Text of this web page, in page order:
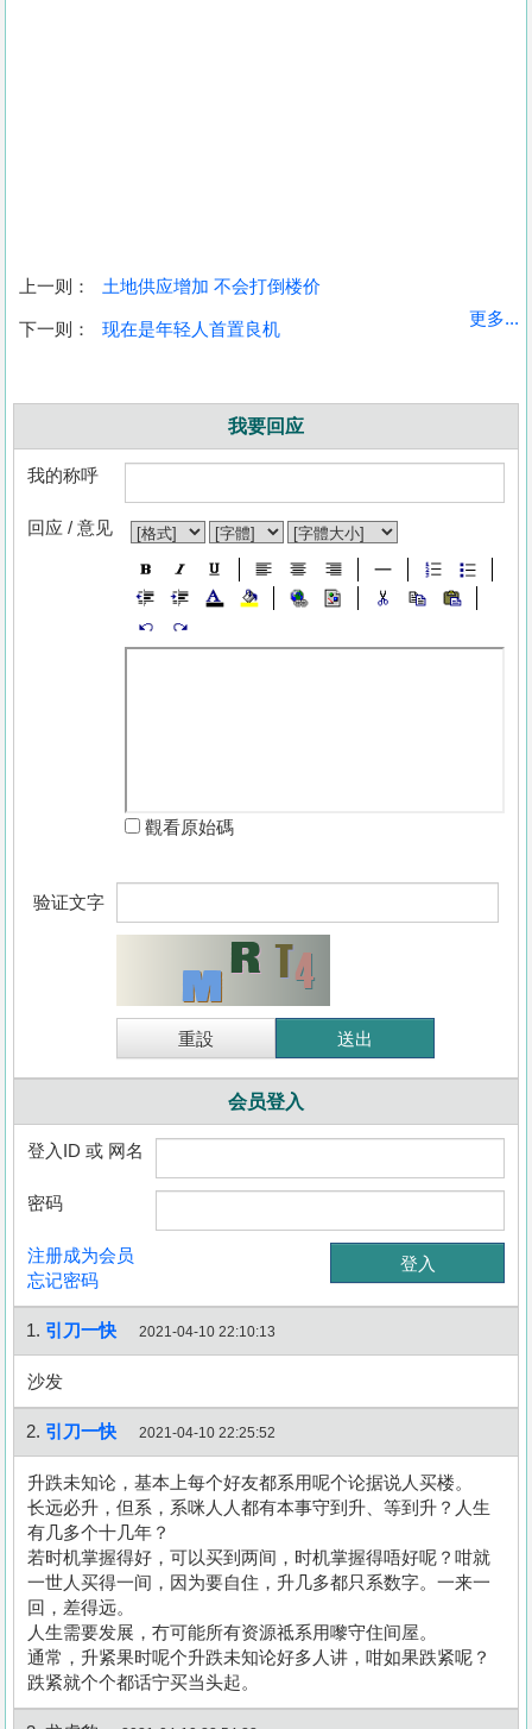
上一则： 土地供应增加 不会打倒楼价
下一则： 现在是年轻人首置良机
更多...
我要回应
我的称呼
回应 / 意见
觀看原始碼
验证文字
会员登入
登入ID 或 网名
密码
注册成为会员
忘记密码
1. 引刀一快 2021-04-10 22:10:13
沙发
2. 引刀一快 2021-04-10 22:25:52
升跌未知论，基本上每个好友都系用呢个论据说人买楼。
长远必升，但系，系咪人人都有本事守到升、等到升？人生
有几多个十几年？
若时机掌握得好，可以买到两间，时机掌握得唔好呢？咁就
一世人买得一间，因为要自住，升几多都只系数字。一来一
回，差得远。
人生需要发展，冇可能所有资源祗系用嚟守住间屋。
通常，升紧果时呢个升跌未知论好多人讲，咁如果跌紧呢？
跌紧就个个都话宁买当头起。